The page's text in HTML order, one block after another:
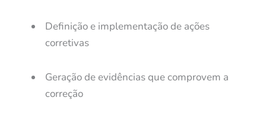
Definição e implementação de ações
corretivas
Geração de evidências que comprovem a
correção